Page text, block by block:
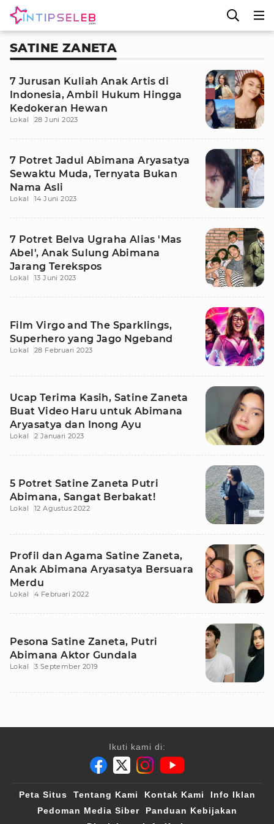
SATINE ZANETA
7 Jurusan Kuliah Anak Artis di
Indonesia, Ambil Hukum Hingga
Kedokeran Hewan
Lokal 28 Juni 2023
7 Potret Jadul Abimana Aryasatya
Sewaktu Muda, Ternyata Bukan
Nama Asli
Lokal 14 Juni 2023
7 Potret Belva Ugraha Alias 'Mas
Abel', Anak Sulung Abimana
Jarang Terekspos
Lokal 13 Juni 2023
Film Virgo and The Sparklings,
Superhero yang Jago Ngeband
Lokal 28 Februari 2023
Ucap Terima Kasih, Satine Zaneta
Buat Video Haru untuk Abimana
Aryasatya dan Inong Ayu
Lokal 2 Januari 2023
5 Potret Satine Zaneta Putri
Abimana, Sangat Berbakat!
Lokal 12 Agustus 2022
Profil dan Agama Satine Zaneta,
Anak Abimana Aryasatya Bersuara
Merdu
Lokal 4 Februari 2022
Pesona Satine Zaneta, Putri
Abimana Aktor Gundala
Lokal 3 September 2019
Ikuti kami di:
Peta Situs Tentang Kami Kontak Kami
Info Iklan
Pedoman Media Siber
Panduan Kebijakan